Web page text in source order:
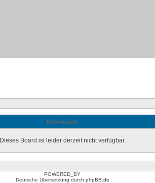
Information
Dieses Board ist leider derzeit nicht verfügbar.
POWERED_BY
Deutsche Übersetzung durch phpBB.de